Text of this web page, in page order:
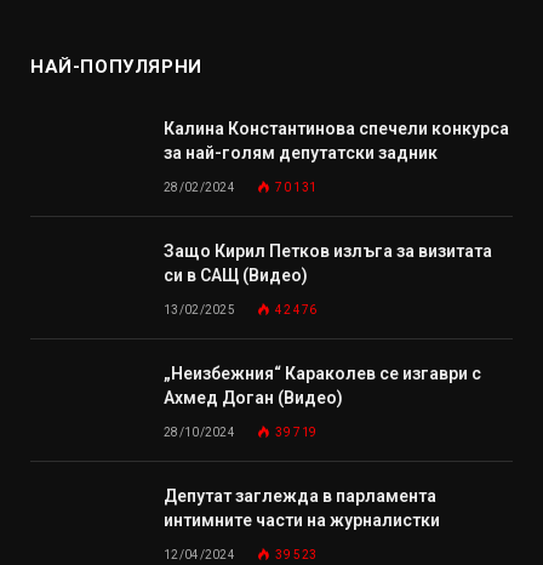
НАЙ-ПОПУЛЯРНИ
Калина Константинова спечели конкурса
за най-голям депутатски задник
28/02/2024 70 131
Защо Кирил Петков излъга за визитата
си в САЩ (Видео)
13/02/2025 42 476
„Неизбежния“ Караколев се изгаври с
Ахмед Доган (Видео)
28/10/2024 39 719
Депутат заглежда в парламента
интимните части на журналистки
12/04/2024 39 523